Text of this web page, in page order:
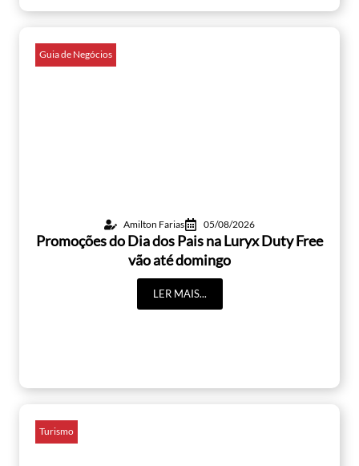
Guia de Negócios
Amilton Farias 05/08/2026
Promoções do Dia dos Pais na Luryx Duty Free
vão até domingo
LER MAIS...
Turismo